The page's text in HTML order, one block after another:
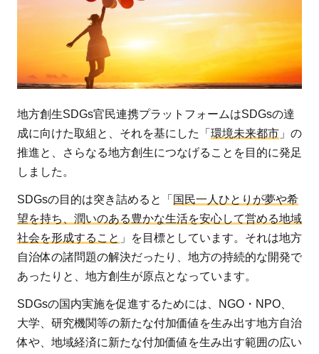
地方創生SDGs官民連携プラットフォームはSDGsの達
成に向けた取組と、それを基にした「 環境未来都市 」の
推進と、さらなる地方創生につなげることを目的に発足
しました。
SDGsの目的は突き詰めると「 国民一人ひとりが夢や希
望を持ち、潤いのある豊かな生活を安心して営める地域
社会を形成すること 」を目標としています。それは地方
自治体の諸問題の解決だったり、地方の持続的な開発で
あったりと、地方創生が原点となっています。
SDGsの国内実施を促進するためには、NGO・NPO、
大学、研究機関等の新たな付加価値を生み出す地方自治
体や、地域経済に新たな付加価値を生み出す範囲の広い